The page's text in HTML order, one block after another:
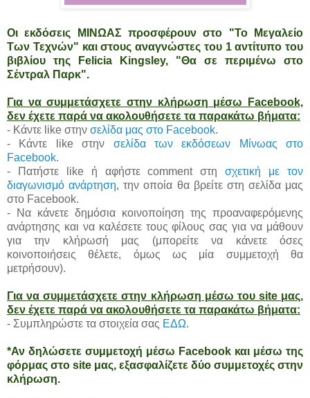
Οι εκδόσεις ΜΙΝΩΑΣ προσφέρουν στο "Το Μεγαλείο
Των Τεχνών" και στους αναγνώστες του 1 αντίτυπο του
βιβλίου της Felicia Kingsley, "Θα σε περιμένω στο
Σέντραλ Παρκ".
Για να συμμετάσχετε στην κλήρωση μέσω Facebook,
δεν έχετε παρά να ακολουθήσετε τα παρακάτω βήματα:
- Κάντε like στην σελίδα μας στο Facebook.
- Κάντε like στην σελίδα των εκδόσεων Μίνωας στο
Facebook.
- Πατήστε like ή αφήστε comment στησχετική με τον
διαγωνισμό ανάρτηση, την οποία θα βρείτε στη σελίδα μας
στο Facebook.
- Να κάνετε δημόσια κοινοποίηση της προαναφερόμενης
ανάρτησης και να καλέσετε τους φίλους σας για να μάθουν
για την κλήρωσή μας (μπορείτε να κάνετε όσες
κοινοποιήσεις θέλετε, όμως ως μία συμμετοχή θα
μετρήσουν).
Για να συμμετάσχετε στην κλήρωση μέσω του site μας,
δεν έχετε παρά να ακολουθήσετε τα παρακάτω βήματα:
- Συμπληρώστε τα στοιχεία σας ΕΔΩ.
*Αν δηλώσετε συμμετοχή μέσω Facebook και μέσω της
φόρμας στο site μας, εξασφαλίζετε δύο συμμετοχές στην
κλήρωση.